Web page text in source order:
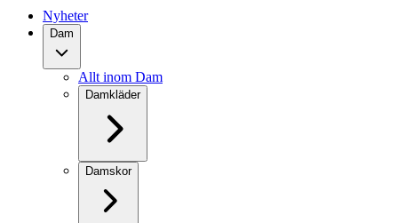
Nyheter
Dam
Allt inom Dam
Damkläder
Damskor